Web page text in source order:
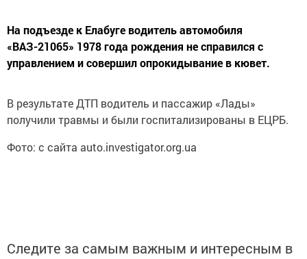
На подъезде к Елабуге водитель автомобиля
«ВАЗ-21065» 1978 года рождения не справился с
управлением и совершил опрокидывание в кювет.
В результате ДТП водитель и пассажир «Лады»
получили травмы и были госпитализированы в ЕЦРБ.
Фото: с сайта auto.investigator.org.ua
Следите за самым важным и интересным в